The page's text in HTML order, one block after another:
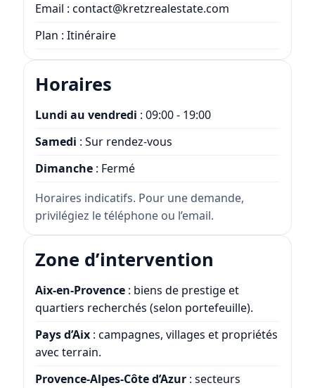
Email : contact@kretzrealestate.com
Plan : Itinéraire
Horaires
Lundi au vendredi : 09:00 - 19:00
Samedi : Sur rendez-vous
Dimanche: Fermé
Horaires indicatifs. Pour une demande,
privilégiez le téléphone ou l’email.
Zone d’intervention
Aix-en-Provence: biens de prestige et
quartiers recherchés (selon portefeuille).
Pays d’Aix: campagnes, villages et propriétés
avec terrain.
Provence-Alpes-Côte d’Azur: secteurs